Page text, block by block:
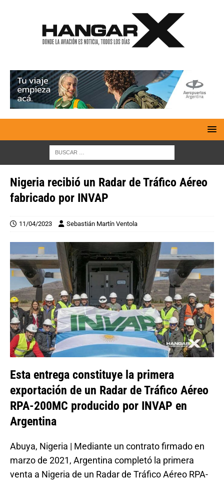
Nigeria recibió un Radar de Tráfico Aéreo
fabricado por INVAP
11/04/2023 Sebastián Martín Ventola
Esta entrega constituye la primera
exportación de un Radar de Tráfico Aéreo
RPA-200MC producido por INVAP en
Argentina
Abuya, Nigeria | Mediante un contrato firmado en
marzo de 2021, Argentina completó la primera
venta a Nigeria de un Radar de Tráfico Aéreo RPA-